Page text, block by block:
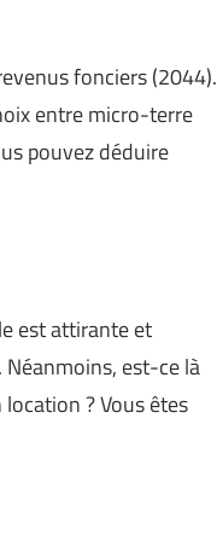
fonciers (2044).
entre micro-terre
pouvez déduire
est attirante et
est-ce là
? Vous êtes